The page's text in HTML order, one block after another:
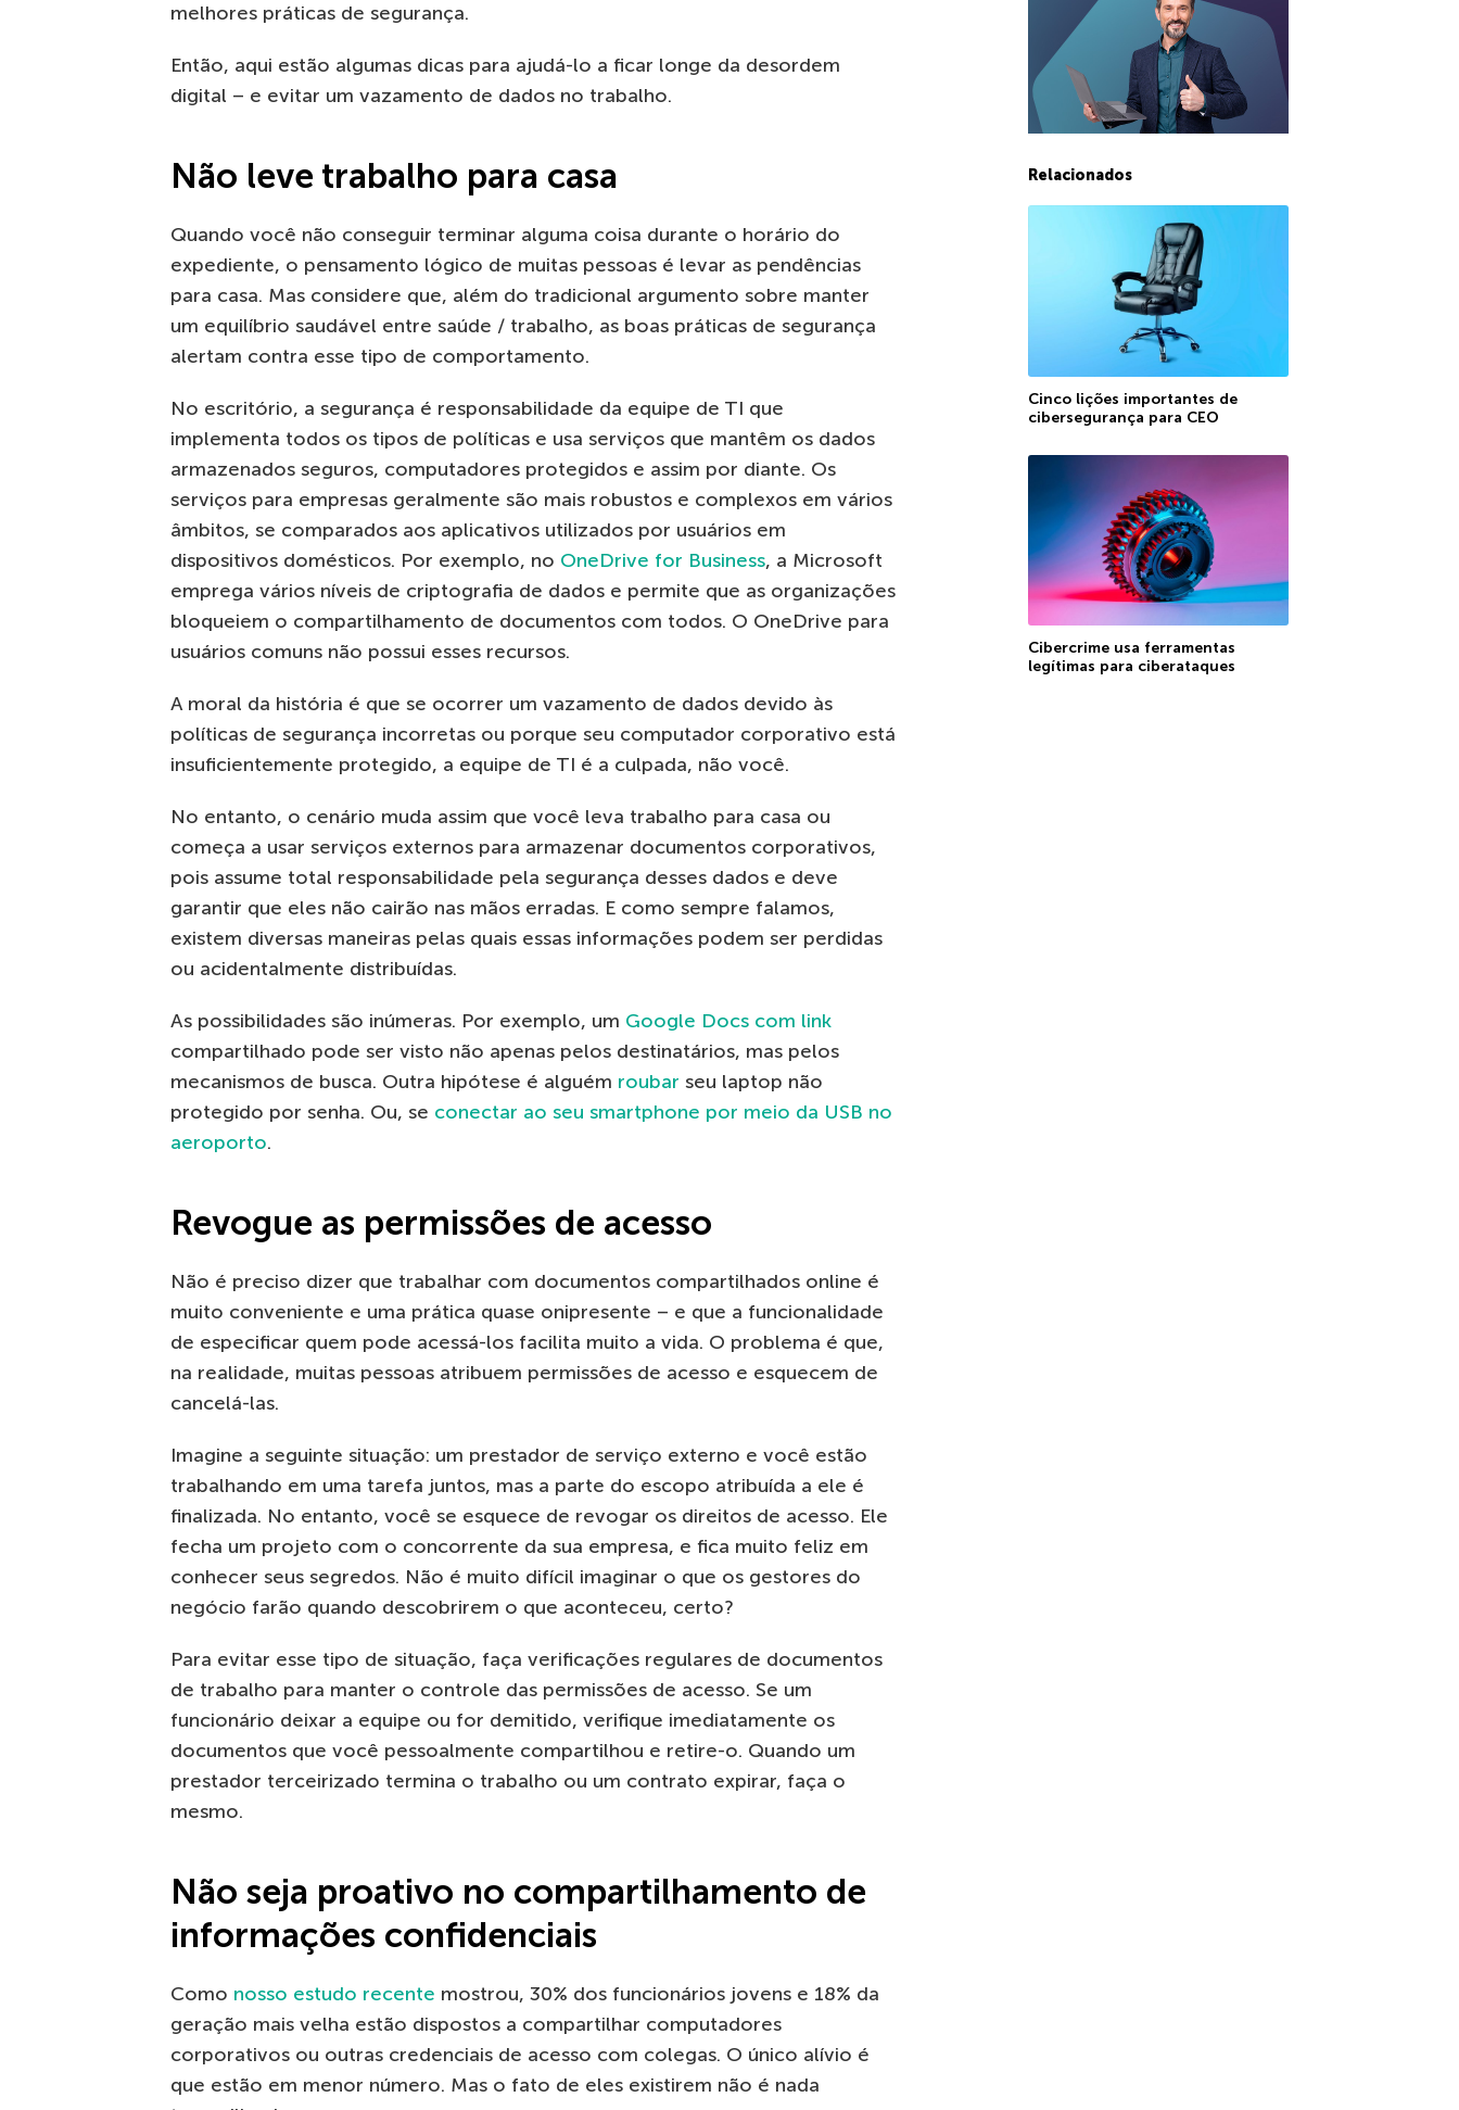
melhores práticas de segurança.
Então, aqui estão algumas dicas para ajudá-lo a ficar longe da desordem
digital – e evitar um vazamento de dados no trabalho.
Não leve trabalho para casa
Quando você não conseguir terminar alguma coisa durante o horário do
expediente, o pensamento lógico de muitas pessoas é levar as pendências
para casa. Mas considere que, além do tradicional argumento sobre manter
um equilíbrio saudável entre saúde / trabalho, as boas práticas de segurança
alertam contra esse tipo de comportamento.
No escritório, a segurança é responsabilidade da equipe de TI que
implementa todos os tipos de políticas e usa serviços que mantêm os dados
armazenados seguros, computadores protegidos e assim por diante. Os
serviços para empresas geralmente são mais robustos e complexos em vários
âmbitos, se comparados aos aplicativos utilizados por usuários em
dispositivos domésticos. Por exemplo, no OneDrive for Business, a Microsoft
emprega vários níveis de criptografia de dados e permite que as organizações
bloqueiem o compartilhamento de documentos com todos. O OneDrive para
usuários comuns não possui esses recursos.
A moral da história é que se ocorrer um vazamento de dados devido às
políticas de segurança incorretas ou porque seu computador corporativo está
insuficientemente protegido, a equipe de TI é a culpada, não você.
No entanto, o cenário muda assim que você leva trabalho para casa ou
começa a usar serviços externos para armazenar documentos corporativos,
pois assume total responsabilidade pela segurança desses dados e deve
garantir que eles não cairão nas mãos erradas. E como sempre falamos,
existem diversas maneiras pelas quais essas informações podem ser perdidas
ou acidentalmente distribuídas.
As possibilidades são inúmeras. Por exemplo, um Google Docs com link
compartilhado pode ser visto não apenas pelos destinatários, mas pelos
mecanismos de busca. Outra hipótese é alguém roubar seu laptop não
protegido por senha. Ou, se conectar ao seu smartphone por meio da USB no
aeroporto.
Revogue as permissões de acesso
Não é preciso dizer que trabalhar com documentos compartilhados online é
muito conveniente e uma prática quase onipresente – e que a funcionalidade
de especificar quem pode acessá-los facilita muito a vida. O problema é que,
na realidade, muitas pessoas atribuem permissões de acesso e esquecem de
cancelá-las.
Imagine a seguinte situação: um prestador de serviço externo e você estão
trabalhando em uma tarefa juntos, mas a parte do escopo atribuída a ele é
finalizada. No entanto, você se esquece de revogar os direitos de acesso. Ele
fecha um projeto com o concorrente da sua empresa, e fica muito feliz em
conhecer seus segredos. Não é muito difícil imaginar o que os gestores do
negócio farão quando descobrirem o que aconteceu, certo?
Para evitar esse tipo de situação, faça verificações regulares de documentos
de trabalho para manter o controle das permissões de acesso. Se um
funcionário deixar a equipe ou for demitido, verifique imediatamente os
documentos que você pessoalmente compartilhou e retire-o. Quando um
prestador terceirizado termina o trabalho ou um contrato expirar, faça o
mesmo.
Não seja proativo no compartilhamento de
informações confidenciais
Como nosso estudo recente mostrou, 30% dos funcionários jovens e 18% da
geração mais velha estão dispostos a compartilhar computadores
corporativos ou outras credenciais de acesso com colegas. O único alívio é
que estão em menor número. Mas o fato de eles existirem não é nada
Relacionados
Cinco lições importantes de
cibersegurança para CEO
Cibercrime usa ferramentas
legítimas para ciberataques